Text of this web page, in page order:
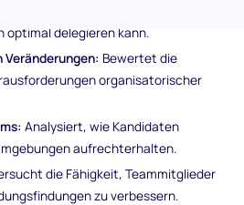
optimal delegieren kann.
Bewertet die
organisatorischer
Analysiert, wie Kandidaten
aufrechterhalten.
die Fähigkeit, Teammitglieder
zu verbessern.